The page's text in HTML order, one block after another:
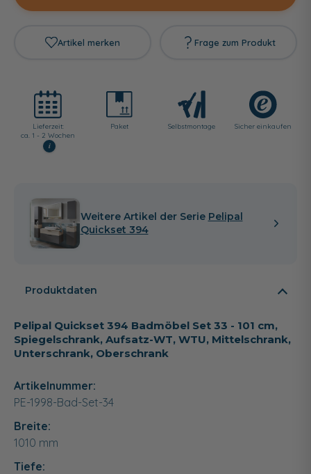
Artikel merken Frage zum Produkt
Lieferzeit:
ca. 1 - 2 Wochen
i
Paket Selbst­montage Sicher einkaufen
Weitere Artikel der Serie Pelipal
Quickset 394
Produktdaten
Pelipal Quickset 394 Badmöbel Set 33 - 101 cm,
Spiegelschrank, Aufsatz-WT, WTU, Mittelschrank,
Unterschrank, Oberschrank
Artikelnummer:
PE-1998-Bad-Set-34
Breite:
1010 mm
Tiefe: